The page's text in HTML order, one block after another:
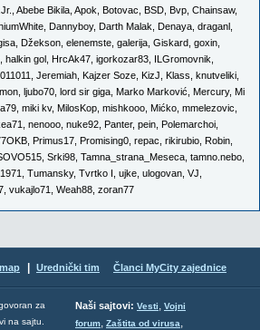
Abebe Bikila Apok Botovac BSD Bvp Chainsaw,
Dannyboy, Darth Malak Denaya draganl
Džekson elenemste galerija Giskard goxin
halkin gol HrcAk47 igorkozar83 ILGromovnik
Jeremiah Kajzer Soze KizJ Klass knutveliki
ljubo70 lord sir giga Marko Marković Mercury, Mi
miki kv, MilosKop mishkooo Mićko mmelezovic
nenooo nuke92 Panter, pein Polemarchoi
Primus17 Promising0 repac rikirubio Robin
Srki98 Tamna_strana_Meseca tamno.nebo
Tumansky, Tvrtko I ujke ulogovan VJ
vukajlo71 Weah88 zoran77
Urednički tim Članci MyCity zajednice
za
na sajtu.
Naši sajtovi: Vesti, Vojni
forum, Zaštita od virusa,